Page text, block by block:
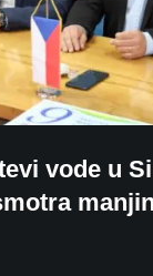
vode u